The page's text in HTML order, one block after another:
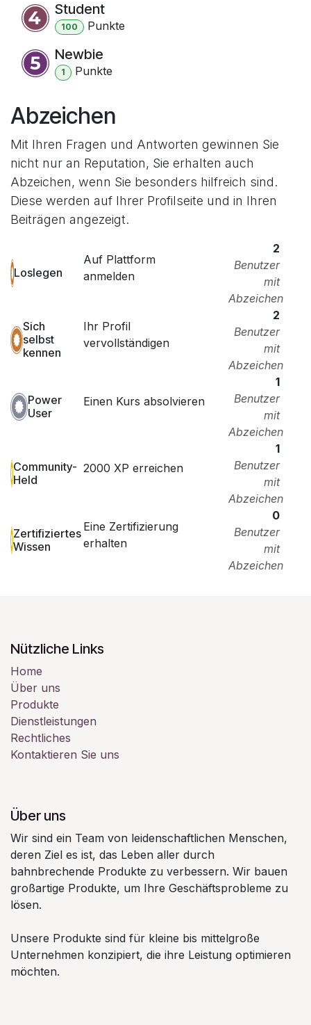
Student
100 Punkte
Newbie
1 Punkte
Abzeichen
Mit Ihren Fragen und Antworten gewinnen Sie
nicht nur an Reputation, Sie erhalten auch
Abzeichen, wenn Sie besonders hilfreich sind.
Diese werden auf Ihrer Profilseite und in Ihren
Beiträgen angezeigt.
Loslegen
Auf Plattform
anmelden
2
Benutzer
mit
Abzeichen
Sich
selbst
kennen
Ihr Profil
vervollständigen
2
Benutzer
mit
Abzeichen
Power
User
Einen Kurs absolvieren
1
Benutzer
mit
Abzeichen
Community-
Held
2000 XP erreichen
1
Benutzer
mit
Abzeichen
Zertifiziertes
Wissen
Eine Zertifizierung
erhalten
0
Benutzer
mit
Abzeichen
Nützliche Links
Home
Über uns
Produkte
Dienstleistungen
Rechtliches
Kontaktieren Sie uns
Über uns
Wir sind ein Team von leidenschaftlichen Menschen,
deren Ziel es ist, das Leben aller durch
bahnbrechende Produkte zu verbessern. Wir bauen
großartige Produkte, um Ihre Geschäftsprobleme zu
lösen.
Unsere Produkte sind für kleine bis mittelgroße
Unternehmen konzipiert, die ihre Leistung optimieren
möchten.